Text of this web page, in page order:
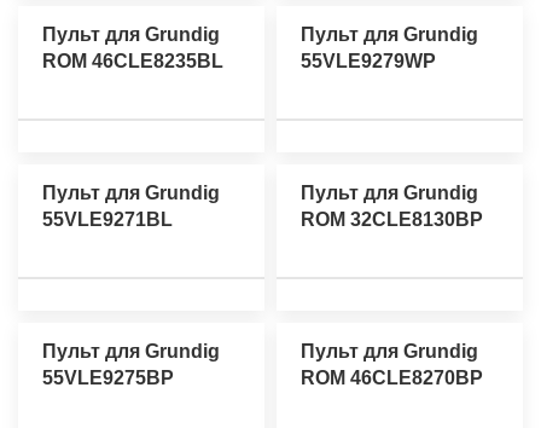
Пульт для Grundig
ROM 46CLE8235BL
Пульт для Grundig
55VLE9279WP
Пульт для Grundig
55VLE9271BL
Пульт для Grundig
ROM 32CLE8130BP
Пульт для Grundig
55VLE9275BP
Пульт для Grundig
ROM 46CLE8270BP